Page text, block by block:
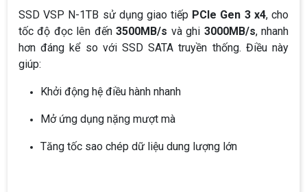
SSD VSP N-1TB sử dụng giao tiếp PCIe Gen 3 x4, cho
tốc độ đọc lên đến3500MB/s và ghi 3000MB/s, nhanh
hơn đáng kể so với SSD SATA truyền thống. Điều này
giúp:
Khởi động hệ điều hành nhanh
Mở ứng dụng nặng mượt mà
Tăng tốc sao chép dữ liệu dung lượng lớn